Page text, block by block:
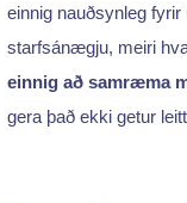
einnig nauðsynleg
starfsánægju, meiri
einnig að samræma
gera það ekki getur